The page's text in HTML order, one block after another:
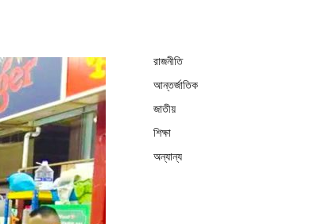
রাজনীতি
আন্তর্জাতিক
জাতীয়
শিক্ষা
অন্যান্য